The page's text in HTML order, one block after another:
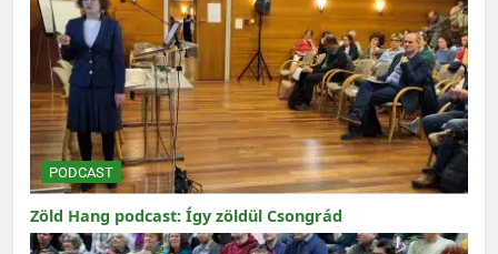
PODCAST
Zöld Hang podcast: Így zöldül Csongrád